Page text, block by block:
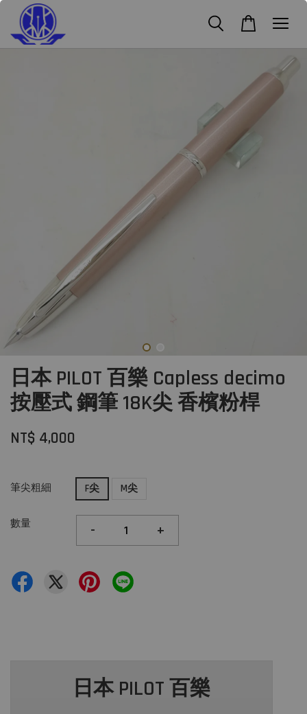
日本 PILOT 百樂 Capless decimo
按壓式 鋼筆 18K尖 香檳粉桿
NT$ 4,000
筆尖粗細 F尖 M尖
數量 - +
日本 PILOT 百樂